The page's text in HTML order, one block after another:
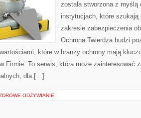
została stworzona z
instytucjach, które szukają
zakresie zabezpieczenia
Ochrona Twierdza budzi
które w branży ochrony mają
Firmie. To serwis, która może zainteresować
dla […]
ODŻYWIANIE